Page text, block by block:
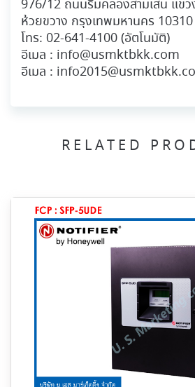
976/12 ถนนริมคลองสามเสน แขว
ห้วยขวาง กรุงเทพมหานคร 10310
โทร: 02-641-4100(อัตโนมัติ)
อีเมล : info@usmktbkk.com
อีเมล :
RELATED